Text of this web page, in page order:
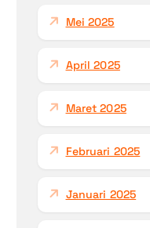
Mei 2025
April 2025
Maret 2025
Februari 2025
Januari 2025